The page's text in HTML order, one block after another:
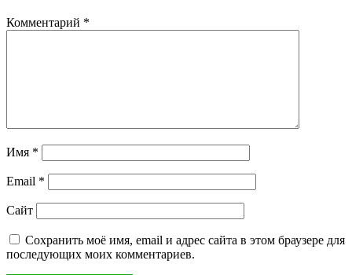
Комментарий *
Имя *
Email *
Сайт
Сохранить моё имя, email и адрес сайта в этом браузере для
последующих моих комментариев.